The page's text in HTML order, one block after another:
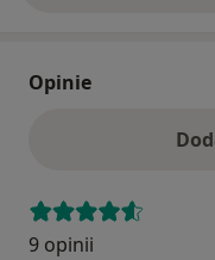
Opinie
9 opinii